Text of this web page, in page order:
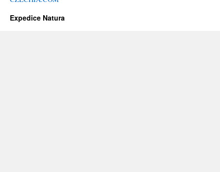
Expedice Natura